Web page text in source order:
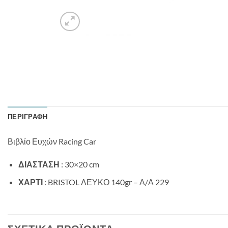
ΠΕΡΙΓΡΑΦΉ
Βιβλίο Ευχών Racing Car
ΔΙΑΣΤΑΣΗ : 30×20 cm
ΧΑΡΤΙ : BRISTOL ΛΕΥΚΟ 140gr – Α/Α 229